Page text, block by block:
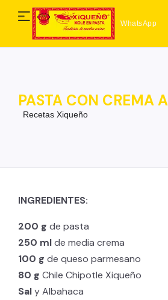
WhatsApp
PASTA CON CREMA
Recetas Xiqueño
INGREDIENTES:
200 g de pasta
250 mlde media crema
100 g de queso parmesano
80 g Chile Chipotle Xiqueño
Saly Albahaca